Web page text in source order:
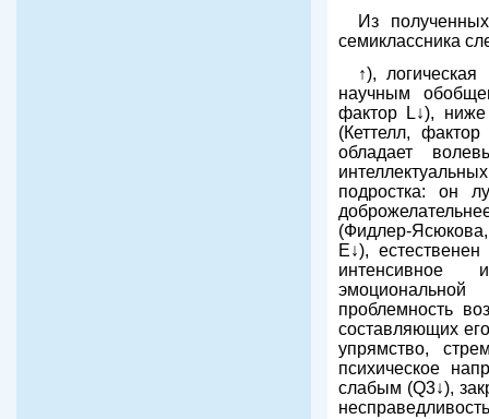
Из
семиклассника
↑),
научным
фактор L↓), ниже
(Кеттелл,
обладает
подростка: он
(Фидлер-Ясюкова,
E↓),
интенсивное
проблемность
составляющих
упрямство,
психическое
слабым (Q3↓),